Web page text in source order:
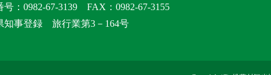
号：0982-67-3139 FAX：0982-67-3155
知事登録 旅行業第3－164号